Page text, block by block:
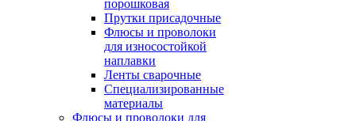
порошковая
Прутки присадочные
Флюсы и проволоки
для износостойкой
наплавки
Ленты сварочные
Специализированные
материалы
Флюсы и проволоки для